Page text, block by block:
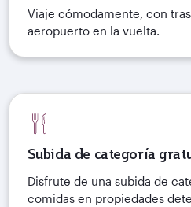
Viaje cómodamente, con
aeropuerto en la vuelta.
Subida de categoría
Disfrute de una subida de
comidas en propiedades